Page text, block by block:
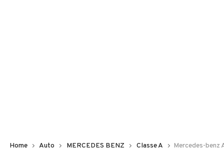
Home Auto MERCEDES BENZ Classe A Mercedes-benz